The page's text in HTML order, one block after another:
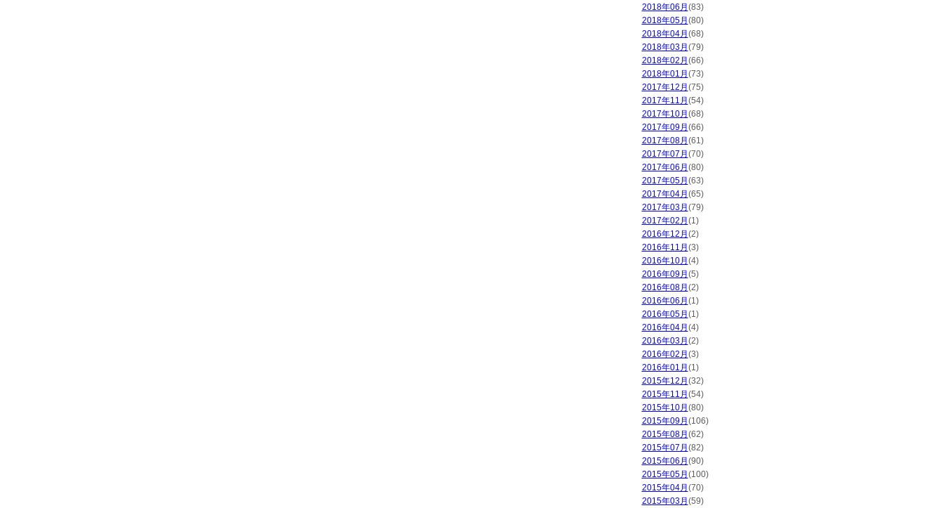
2018年06月 (83)
2018年05月 (80)
2018年04月 (68)
2018年03月 (79)
2018年02月 (66)
2018年01月 (73)
2017年12月 (75)
2017年11月 (54)
2017年10月 (68)
2017年09月 (66)
2017年08月 (61)
2017年07月 (70)
2017年06月 (80)
2017年05月 (63)
2017年04月 (65)
2017年03月 (79)
2017年02月 (1)
2016年12月 (2)
2016年11月 (3)
2016年10月 (4)
2016年09月 (5)
2016年08月 (2)
2016年06月 (1)
2016年05月 (1)
2016年04月 (4)
2016年03月 (2)
2016年02月 (3)
2016年01月 (1)
2015年12月 (32)
2015年11月 (54)
2015年10月 (80)
2015年09月 (106)
2015年08月 (62)
2015年07月 (82)
2015年06月 (90)
2015年05月 (100)
2015年04月 (70)
2015年03月 (59)